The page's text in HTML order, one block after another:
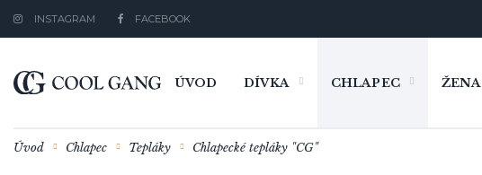
INSTAGRAM FACEBOOK
ÚVOD DÍVKA CHLAPEC ŽENA
Úvod Chlapec Tepláky Chlapecké tepláky "CG"